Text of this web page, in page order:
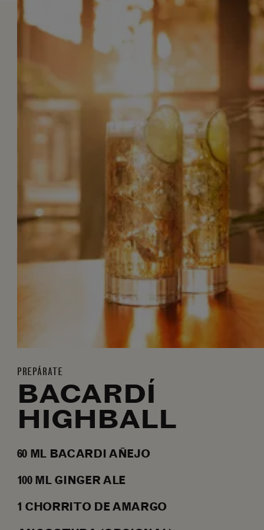
PREPÁRATE
BACARDÍ
HIGHBALL
60 ML BACARDI AÑEJO
100MLGINGER ALE
1 CHORRITO DE AMARGO